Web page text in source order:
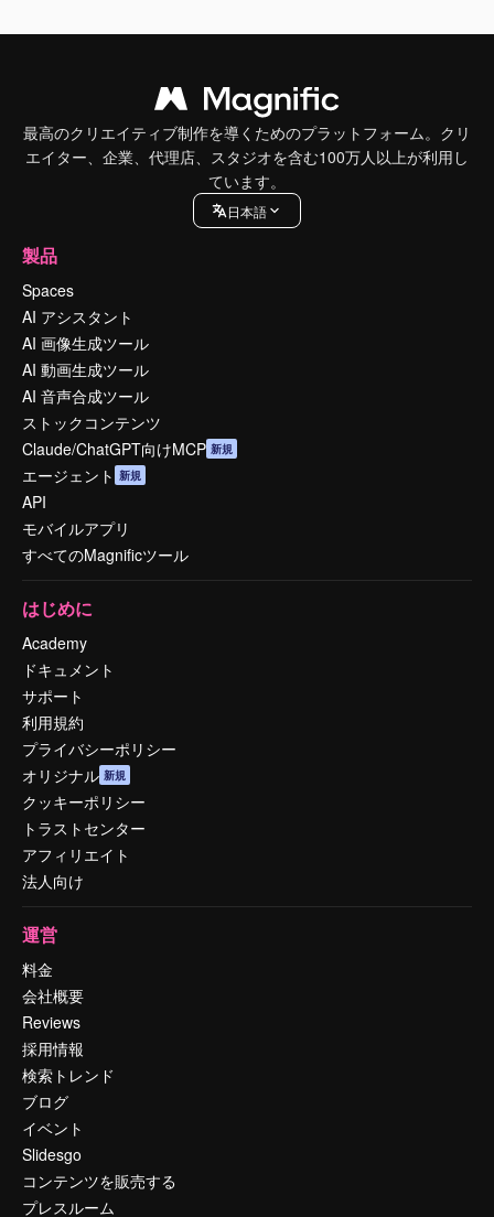
最高のクリエイティブ制作を導くためのプラットフォーム。クリ
エイター、企業、代理店、スタジオを含む100万人以上が利用し
ています。
日本語
製品
Spaces
AI アシスタント
AI 画像生成ツール
AI 動画生成ツール
AI 音声合成ツール
ストックコンテンツ
Claude/ChatGPT向けMCP 新規
エージェント 新規
API
モバイルアプリ
すべてのMagnificツール
はじめに
Academy
ドキュメント
サポート
利用規約
プライバシーポリシー
オリジナル 新規
クッキーポリシー
トラストセンター
アフィリエイト
法人向け
運営
料金
会社概要
Reviews
採用情報
検索トレンド
ブログ
イベント
Slidesgo
コンテンツを販売する
プレスルーム